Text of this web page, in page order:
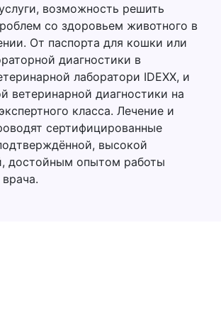
возможность решить
со здоровьем животного в
От паспорта для кошки или
диагностики в
лаборатори IDEXX, и
ветеринарной диагностики на
класса. Лечение и
сертифицированные
высокой
достойным опытом работы